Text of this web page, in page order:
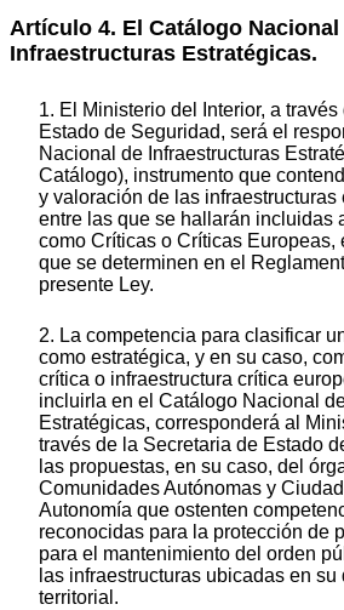
Artículo 4. El Catálogo Nacional
Infraestructuras Estratégicas.
1. El Ministerio del Interior, a
Estado de Seguridad, será el
Nacional de Infraestructuras
Catálogo), instrumento que
y valoración de las infraestructuras
entre las que se hallarán incluidas
como Críticas o Críticas Europeas,
que se determinen en el
presente Ley.
2. La competencia para clasificar
como estratégica, y en su caso,
crítica o infraestructura crítica
incluirla en el Catálogo Nacional
Estratégicas, corresponderá al
través de la Secretaria de Estado
las propuestas, en su caso, del
Comunidades Autónomas y
Autonomía que ostenten
reconocidas para la protección de
para el mantenimiento del orden
las infraestructuras ubicadas en su
territorial.